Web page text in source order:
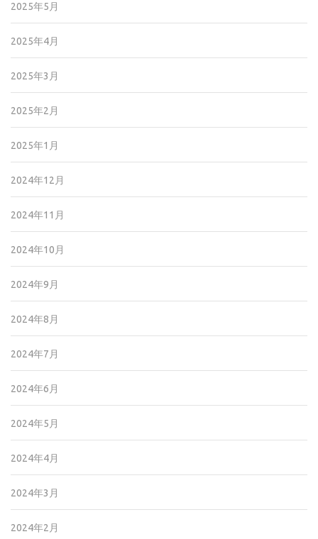
2025年5月
2025年4月
2025年3月
2025年2月
2025年1月
2024年12月
2024年11月
2024年10月
2024年9月
2024年8月
2024年7月
2024年6月
2024年5月
2024年4月
2024年3月
2024年2月